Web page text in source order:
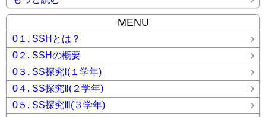
MENU
0１. SSHとは？
0２. SSHの概要
0３. SS探究Ⅰ(１学年)
0４. SS探究Ⅱ(２学年)
0５. SS探究Ⅲ(３学年)